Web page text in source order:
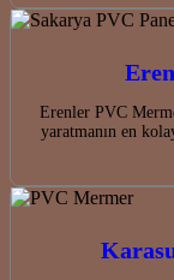
Erenler PVC
yaratmanın en